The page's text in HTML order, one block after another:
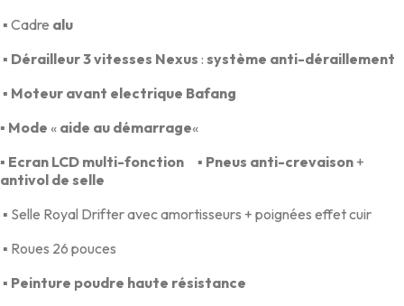
▪ Cadre alu
▪ Dérailleur 3 vitesses Nexus : système anti-déraillement
▪ Moteur avant electrique Bafang
▪ Mode « aide au démarrage«
▪ Ecran LCD multi-fonction
▪ Pneus anti-crevaison +
antivol de selle
▪ Selle Royal Drifter avec amortisseurs + poignées effet cuir
▪ Roues 26 pouces
▪ Peinture poudre haute résistance